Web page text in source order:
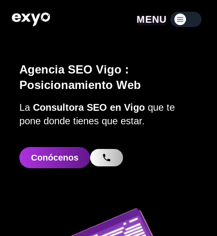
MENU
Menú contraído
Agencia SEO Vigo :
Posicionamiento Web
La Consultora SEO en Vigo que te
pone donde tienes que estar.
Conócenos